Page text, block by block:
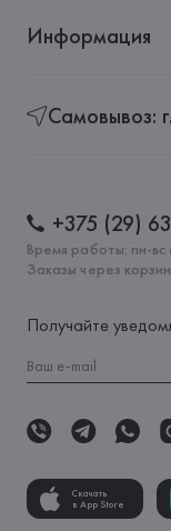
Информация
Самовывоз:
+375 (29)
Время работы: пн-
Заказы через
Получайте
Скачать
в App Store